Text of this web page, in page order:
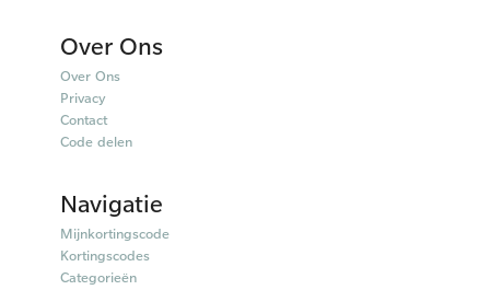
Over Ons
Over Ons
Privacy
Contact
Code delen
Navigatie
Mijnkortingscode
Kortingscodes
Categorieën